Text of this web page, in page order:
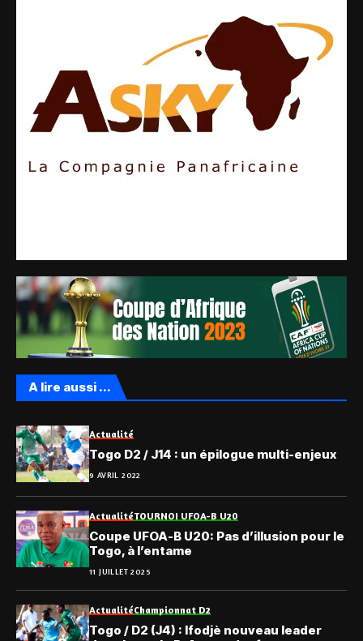
A lire aussi ...
Actualité
Togo D2 / J14 : un épilogue multi-enjeux
9 AVRIL 2022
ActualitéTOURNOI UFOA-B U20
Coupe UFOA-B U20: Pas d’illusion pour le
Togo, à l’entame
11 JUILLET 2025
ActualitéChampionnat D2
Togo / D2 (J4) : Ifodjè nouveau leader